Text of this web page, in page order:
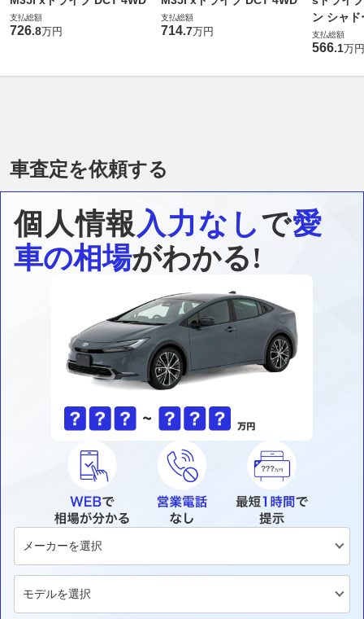
支払総額
726.8万円
支払総額
714.7万円
ン シャ
ーボ
支払総額
566.1万円
車査定を依頼する
個人情報入力なしで愛
車の相場がわかる!